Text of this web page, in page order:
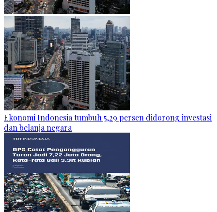
Ekonomi Indonesia tumbuh 5,29 persen didorong investasi
dan belanja negara